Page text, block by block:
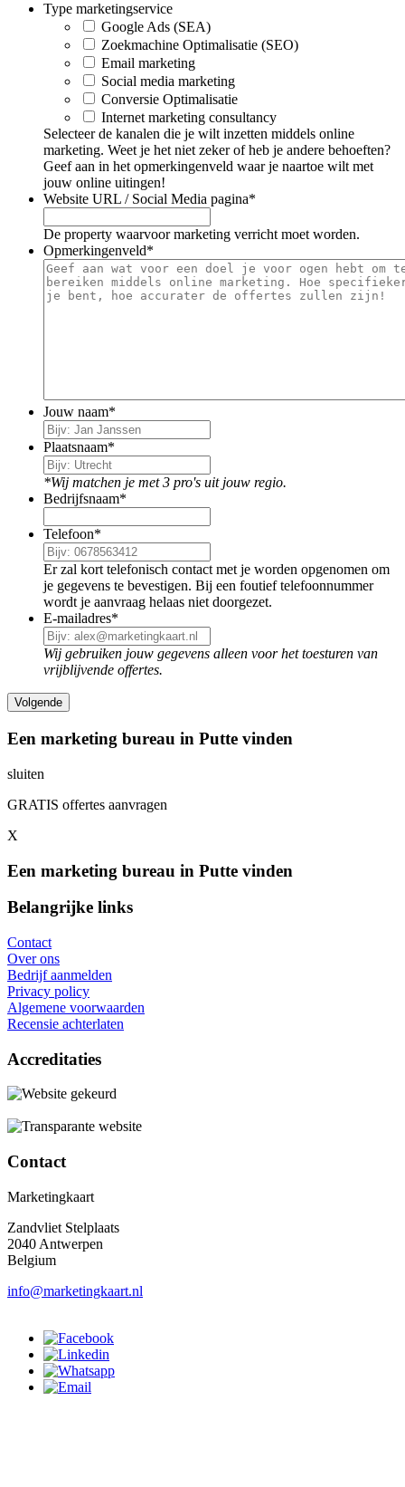
Type marketingservice
Google Ads (SEA)
Zoekmachine Optimalisatie (SEO)
Email marketing
Social media marketing
Conversie Optimalisatie
Internet marketing consultancy
Selecteer de kanalen die je wilt inzetten middels online
marketing. Weet je het niet zeker of heb je andere behoeften?
Geef aan in het opmerkingenveld waar je naartoe wilt met
jouw online uitingen!
Website URL / Social Media pagina*
De property waarvoor marketing verricht moet worden.
Opmerkingenveld*
Jouw naam*
Plaatsnaam*
*Wij matchen je met 3 pro's uit jouw regio.
Bedrijfsnaam*
Telefoon*
Er zal kort telefonisch contact met je worden opgenomen om
je gegevens te bevestigen. Bij een foutief telefoonnummer
wordt je aanvraag helaas niet doorgezet.
E-mailadres*
Wij gebruiken jouw gegevens alleen voor het toesturen van
vrijblijvende offertes.
Een marketing bureau in Putte vinden
sluiten
GRATIS offertes aanvragen
X
Een marketing bureau in Putte vinden
Belangrijke links
Contact
Over ons
Bedrijf aanmelden
Privacy policy
Algemene voorwaarden
Recensie achterlaten
Accreditaties
Contact
Marketingkaart
Zandvliet Stelplaats
2040 Antwerpen
Belgium
info@marketingkaart.nl